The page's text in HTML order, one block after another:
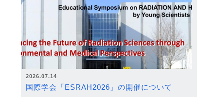
2026.07.14
国際学会「ESRAH2026」の開催について